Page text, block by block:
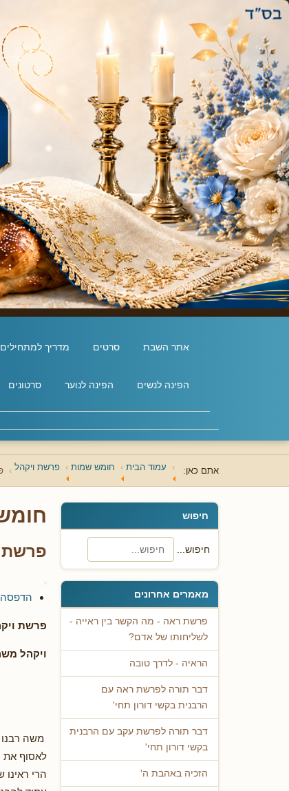
אתר השבת סרטים מדריך למתחילים
הפינה לנשים הפינה לנוער סרטונים
אתם כאן: עמוד הבית חומש שמות פרשת ויקהל
חיפוש
חיפוש...
מאמרים אחרונים
פרשת ראה - מה הקשר בין ראייה -
לשליחותו של אדם?
הראיה - לדרך טובה
דבר תורה לפרשת ראה עם
הרבנית בקשי דורון תחי'
דבר תורה לפרשת עקב עם הרבנית
בקשי דורון תחי'
הזכיה באהבת ה'
פרשת
הדפסה
פרשת
ויקהל
משה רבנו
לאסוף את
הרי